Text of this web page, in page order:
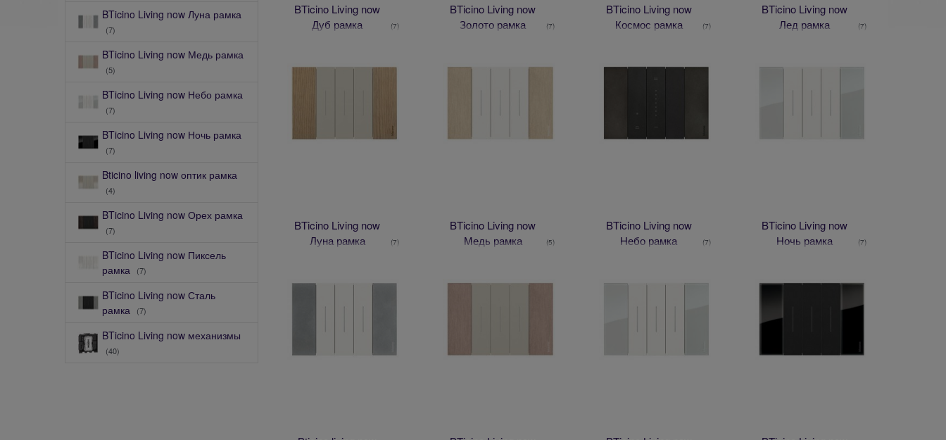
BTicino Living now Луна рамка
(7)
BTicino Living now Медь рамка
(5)
BTicino Living now Небо рамка
(7)
BTicino Living now Ночь рамка
(7)
Bticino living now оптик рамка
(4)
BTicino Living now Орех рамка
(7)
BTicino Living now Пиксель
рамка
(7)
BTicino Living now Сталь
рамка
(7)
BTicino Living now механизмы
(40)
BTicino Living now
Дуб рамка
(7)
BTicino Living now
Золото рамка
(7)
BTicino Living now
Космос рамка
(7)
BTicino Living now
Лед рамка
(7)
BTicino Living now
Луна рамка
(7)
BTicino Living now
Медь рамка
(5)
BTicino Living now
Небо рамка
(7)
BTicino Living now
Ночь рамка
(7)